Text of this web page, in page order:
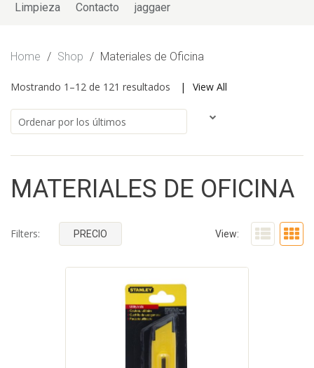
Limpieza Contacto jaggaer
Home / Shop / Materiales de Oficina
Mostrando 1–12 de 121 resultados View All
MATERIALES DE OFICINA
View:
Filters: PRECIO